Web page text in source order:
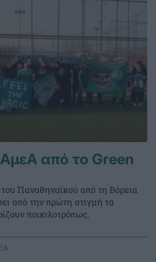
από το Green
Παναθηναϊκού από τη Βόρεια
από την πρώτη στιγμή τα
ποικιλοτρόπως.